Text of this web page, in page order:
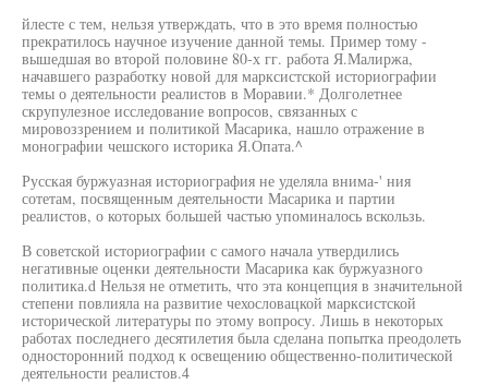
йлесте с тем, нельзя утверждать, что в это время полностью
прекратилось научное изучение данной темы. Пример тому -
вышедшая во второй половине 80-х гг. работа Я.Малиржа,
начавшего разработку новой для марксистской историографии
темы о деятельности реалистов в Моравии.* Долголетнее
скрупулезное исследование вопросов, связанных с
мировоззрением и политикой Масарика, нашло отражение в
монографии чешского историка Я.Опата.^
Русская буржуазная историография не уделяла внима-' ния
сотетам, посвященным деятельности Масарика и партии
реалистов, о которых большей частью упоминалось вскользь.
В советской историографии с самого начала утвердились
негативные оценки деятельности Масарика как буржуазного
политика.d Нельзя не отметить, что эта концепция в значительной
степени повлияла на развитие чехословацкой марксистской
исторической литературы по этому вопросу. Лишь в некоторых
работах последнего десятилетия была сделана попытка преодолеть
односторонний подход к освещению общественно-политической
деятельности реалистов.4